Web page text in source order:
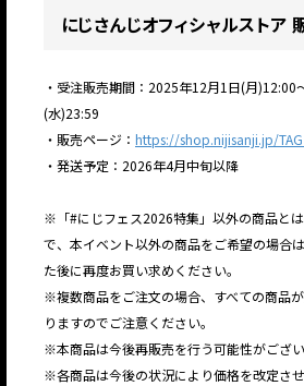
にじさんじオフィシャルストア
・受注販売期間：2025年12月1日(月)12:00
(水)23:59
・販売ページ： https://shop.nijisanji.jp/
・発送予定：2026年4月中旬以降
※「#にじフェス2026特集」以外の商品と
で、本イベント以外の商品をご希望の場合
た後に再度お買い求めください。
※複数商品をご注文の場合、すべての商品
りますのでご注意ください。
※本商品は今後再販売を行う可能性がござい
※各商品は今後の状況により価格を改定さ